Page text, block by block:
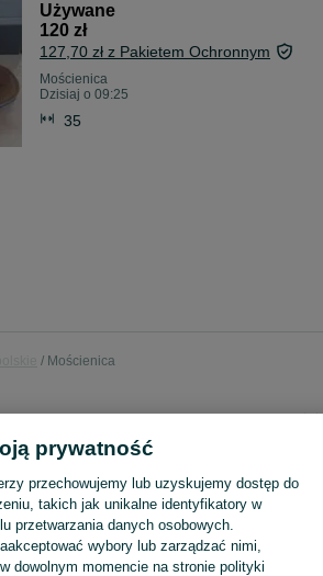
Używane
120 zł
127,70 zł z Pakietem Ochronnym
Mościenica
Dzisiaj o 09:25
35
Mościenica
praca dla studenta biedronka beczki
Zobacz
prywatność
przechowujemy lub uzyskujemy dostęp do
takich jak unikalne identyfikatory w
przetwarzania danych osobowych.
wybory lub zarządzać nimi,
dowolnym momencie na stronie polityki